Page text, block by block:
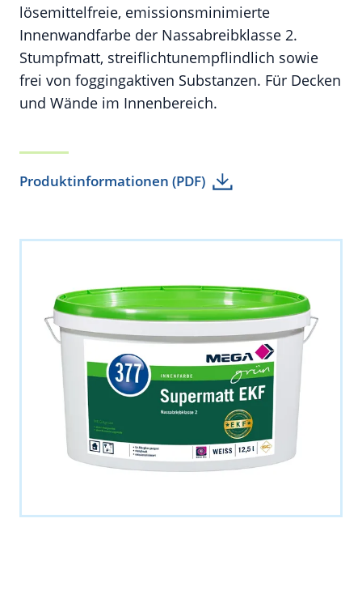
lösemittelfreie, emissionsminimierte
Innenwandfarbe der Nassabreibklasse 2.
Stumpfmatt, streiflichtunempflindlich sowie
frei von foggingaktiven Substanzen. Für Decken
und Wände im Innenbereich.
Produktinformationen (PDF)